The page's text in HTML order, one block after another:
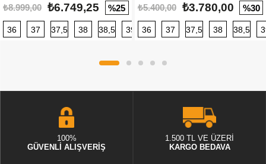
₺8.999,00 ₺6.749,25 %25
36 37 37,5 38 38,5 39 40 40,5 41 42 42,5
₺5.400,00 ₺3.780,00 %30
36 37 37,5 38 38,5
100%
GÜVENLİ ALIŞVERİŞ
1.500 TL VE ÜZERİ
KARGO BEDAVA